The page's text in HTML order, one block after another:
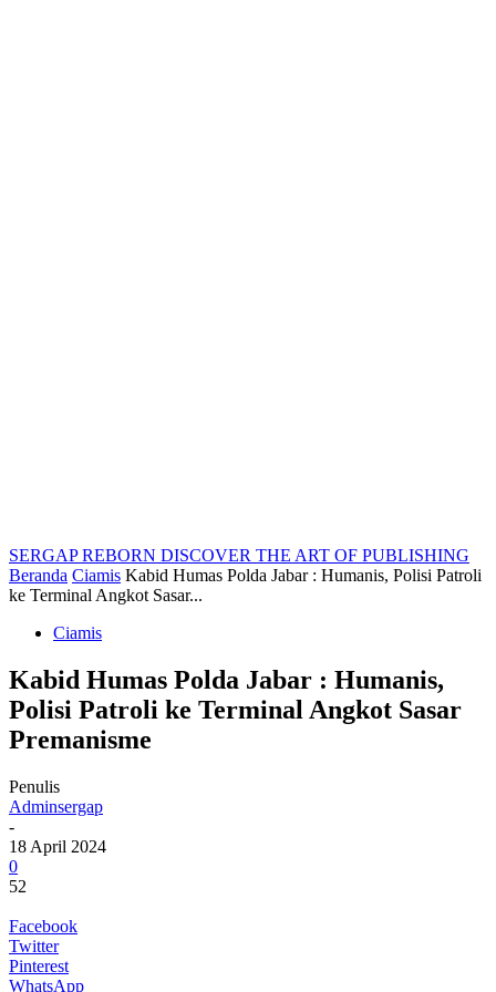
SERGAP REBORN DISCOVER THE ART OF PUBLISHING
Beranda Ciamis Kabid Humas Polda Jabar : Humanis, Polisi Patroli
ke Terminal Angkot Sasar...
Ciamis
Kabid Humas Polda Jabar : Humanis,
Polisi Patroli ke Terminal Angkot Sasar
Premanisme
Penulis
Adminsergap
-
18 April 2024
0
52
Facebook
Twitter
Pinterest
WhatsApp